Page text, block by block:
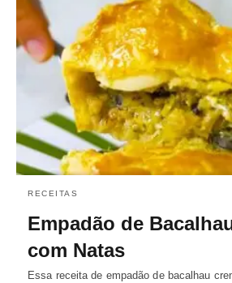
RECEITAS
Empadão de
com Natas
Essa receita de empadão de bacalhau